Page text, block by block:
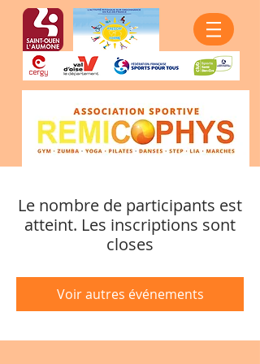
Le nombre de participants est
atteint. Les inscriptions sont
closes
Voir autres événements